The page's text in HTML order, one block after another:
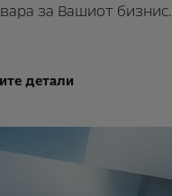
за Вашиот бизнис.
детали